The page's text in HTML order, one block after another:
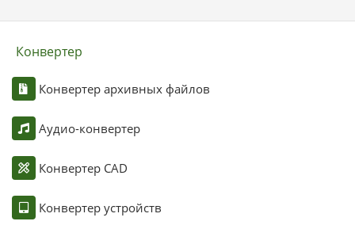
Конвертер
Конвертер архивных файлов
Аудио-конвертер
Конвертер CAD
Конвертер устройств